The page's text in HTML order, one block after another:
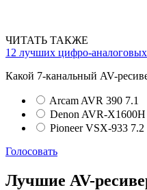
ЧИТАТЬ ТАКЖЕ
12 лучших цифро-аналоговых
Какой 7-канальный AV-
Arcam AVR 390 7.1
Denon AVR-X1600H
Pioneer VSX-933 7.2
Голосовать
Лучшие AV-